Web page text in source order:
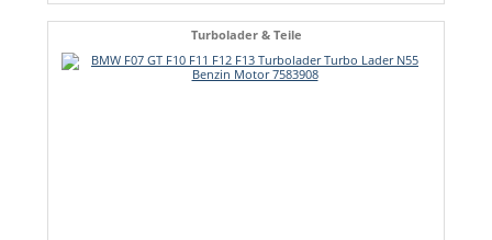
Turbolader & Teile